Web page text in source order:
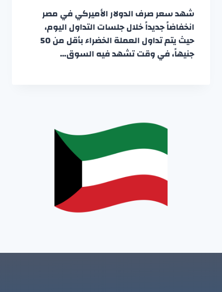
شهد سعر صرف الدولار الأميركي في مصر
انخفاضاً جديداً خلال جلسات التداول اليوم،
حيث يتم تداول العملة الخضراء بأقل من 50
جنيهاً، في وقت تشهد فيه السوق…